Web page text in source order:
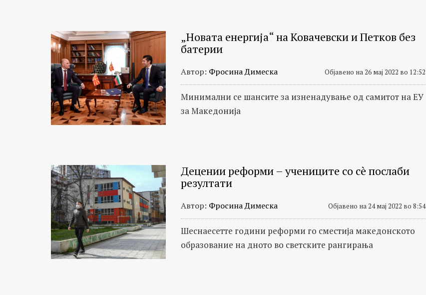
„Новата енергија“ на Ковачевски и Петков без
батерии
Автор: Фросина Димеска Објавено на 26 мај 2022 во 12:52
Минимални се шансите за изненадување од самитот на ЕУ
за Македонија
Децении реформи – учениците со сè послаби
резултати
Автор: Фросина Димеска Објавено на 24 мај 2022 во 8:54
Шеснаесетте години реформи го сместија македонското
образование на дното во светските рангирања